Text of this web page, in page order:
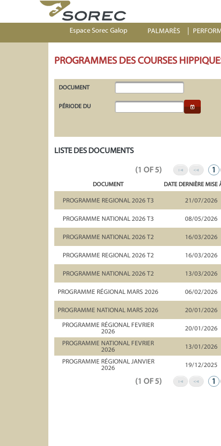
Espace Sorec Galop PALMARÈS
PROGRAMMES DES COURSES
DOCUMENT
PÉRIODE DU
LISTE DES DOCUMENTS
(1 OF 5) 1
DOCUMENT DATE DERNIÈRE MISE
PROGRAMME REGIONAL 2026 T3 21/07/2026
PROGRAMME NATIONAL 2026 T3 08/05/2026
PROGRAMME NATIONAL 2026 T2 16/03/2026
PROGRAMME REGIONAL 2026 T2 16/03/2026
PROGRAMME NATIONAL 2026 T2 13/03/2026
PROGRAMME RÉGIONAL MARS 2026 06/02/2026
PROGRAMME NATIONAL MARS 2026
20/01/2026
PROGRAMME RÉGIONAL FEVRIER
2026
20/01/2026
PROGRAMME NATIONAL FEVRIER
2026
13/01/2026
PROGRAMME RÉGIONAL JANVIER
2026
19/12/2025
(1 OF 5) 1